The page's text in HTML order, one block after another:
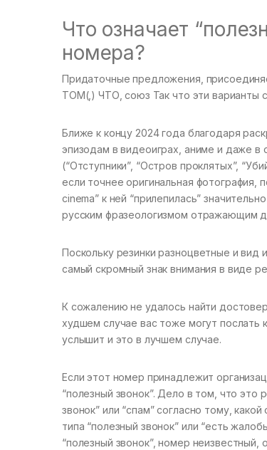
Что означает
номера?
Придаточные предложения,
ТОМ(,) ЧТО, союз Так что эти варианты
Ближе к концу 2024 года благодаря
эпизодам в видеоиграх, аниме и даже в
(“Отступники”, “Остров проклятых”,
если точнее оригинальная
cinema” к ней “прилепилась”
русским фразеологизмом отражающим
Поскольку резинки разноцветные и
самый скромный знак внимания в виде
К сожалению не удалось найти
худшем случае вас тоже могут
услышит и это в лучшем случае.
Если этот номер принадлежит
“полезный звонок”. Дело в том, что это
звонок” или “спам” согласно тому,
типа “полезный звонок” или “есть
“полезный звонок”, номер